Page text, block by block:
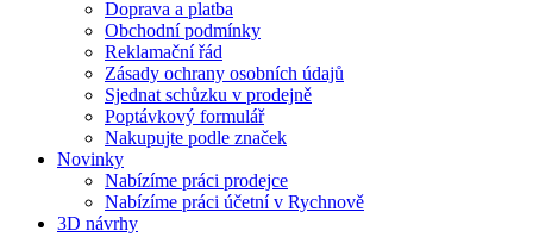
Doprava a platba
Obchodní podmínky
Reklamační řád
Zásady ochrany osobních údajů
Sjednat schůzku v prodejně
Poptávkový formulář
Nakupujte podle značek
Novinky
Nabízíme práci prodejce
Nabízíme práci účetní v Rychnově
3D návrhy